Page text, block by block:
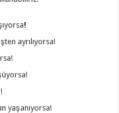
!
ayrılıyorsa!
yaşanıyorsa!